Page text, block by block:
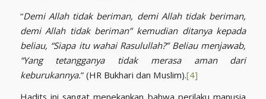
“Demi Allah tidak beriman, demi Allah tidak beriman,
demi Allah tidak beriman” kemudian ditanya kepada
beliau, “Siapa itu wahai Rasulullah?” Beliau menjawab,
“Yang tetangganya tidak merasa aman dari
keburukannya.” (HR Bukhari dan Muslim).[4]